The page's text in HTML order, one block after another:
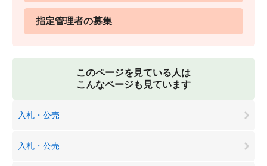
指定管理者の募集
このページを見ている人は
こんなページも見ています
入札・公売
入札・公売